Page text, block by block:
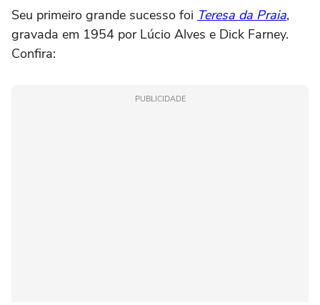
Seu primeiro grande sucesso foi Teresa da Praia,
gravada em 1954 por Lúcio Alves e Dick Farney.
Confira:
PUBLICIDADE